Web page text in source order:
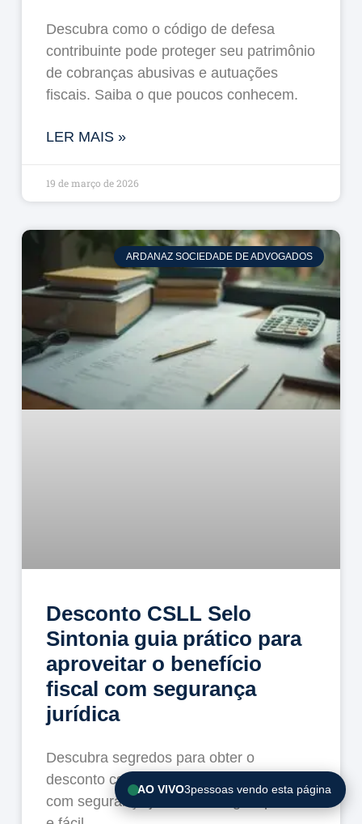
Descubra como o código de defesa
contribuinte pode proteger seu patrimônio
de cobranças abusivas e autuações
fiscais. Saiba o que poucos conhecem.
LER MAIS »
19 de março de 2026
ARDANAZ SOCIEDADE DE ADVOGADOS
Desconto CSLL Selo
Sintonia guia prático para
aproveitar o benefício
fiscal com segurança
jurídica
Descubra segredos para obter o
desconto csll selo sintonia sem erros e
com segurança jurídica num guia prático
AO VIVO3pessoas vendo esta página